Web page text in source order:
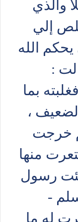
والذي
إلي
الله
:
بما
،
خرجت
منها
رسول
-
له ما